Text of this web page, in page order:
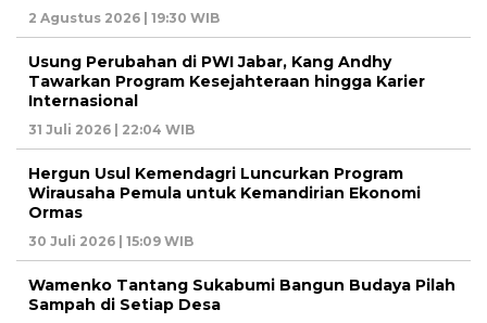
2 Agustus 2026 | 19:30 WIB
Usung Perubahan di PWI Jabar, Kang Andhy
Tawarkan Program Kesejahteraan hingga Karier
Internasional
31 Juli 2026 | 22:04 WIB
Hergun Usul Kemendagri Luncurkan Program
Wirausaha Pemula untuk Kemandirian Ekonomi
Ormas
30 Juli 2026 | 15:09 WIB
Wamenko Tantang Sukabumi Bangun Budaya Pilah
Sampah di Setiap Desa